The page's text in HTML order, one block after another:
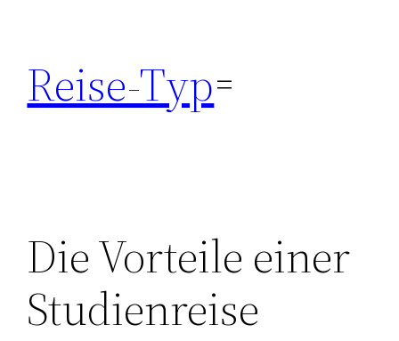
springen
Reise-Typ
Die Vorteile einer
Studienreise